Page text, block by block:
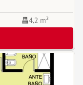
4,2 m²